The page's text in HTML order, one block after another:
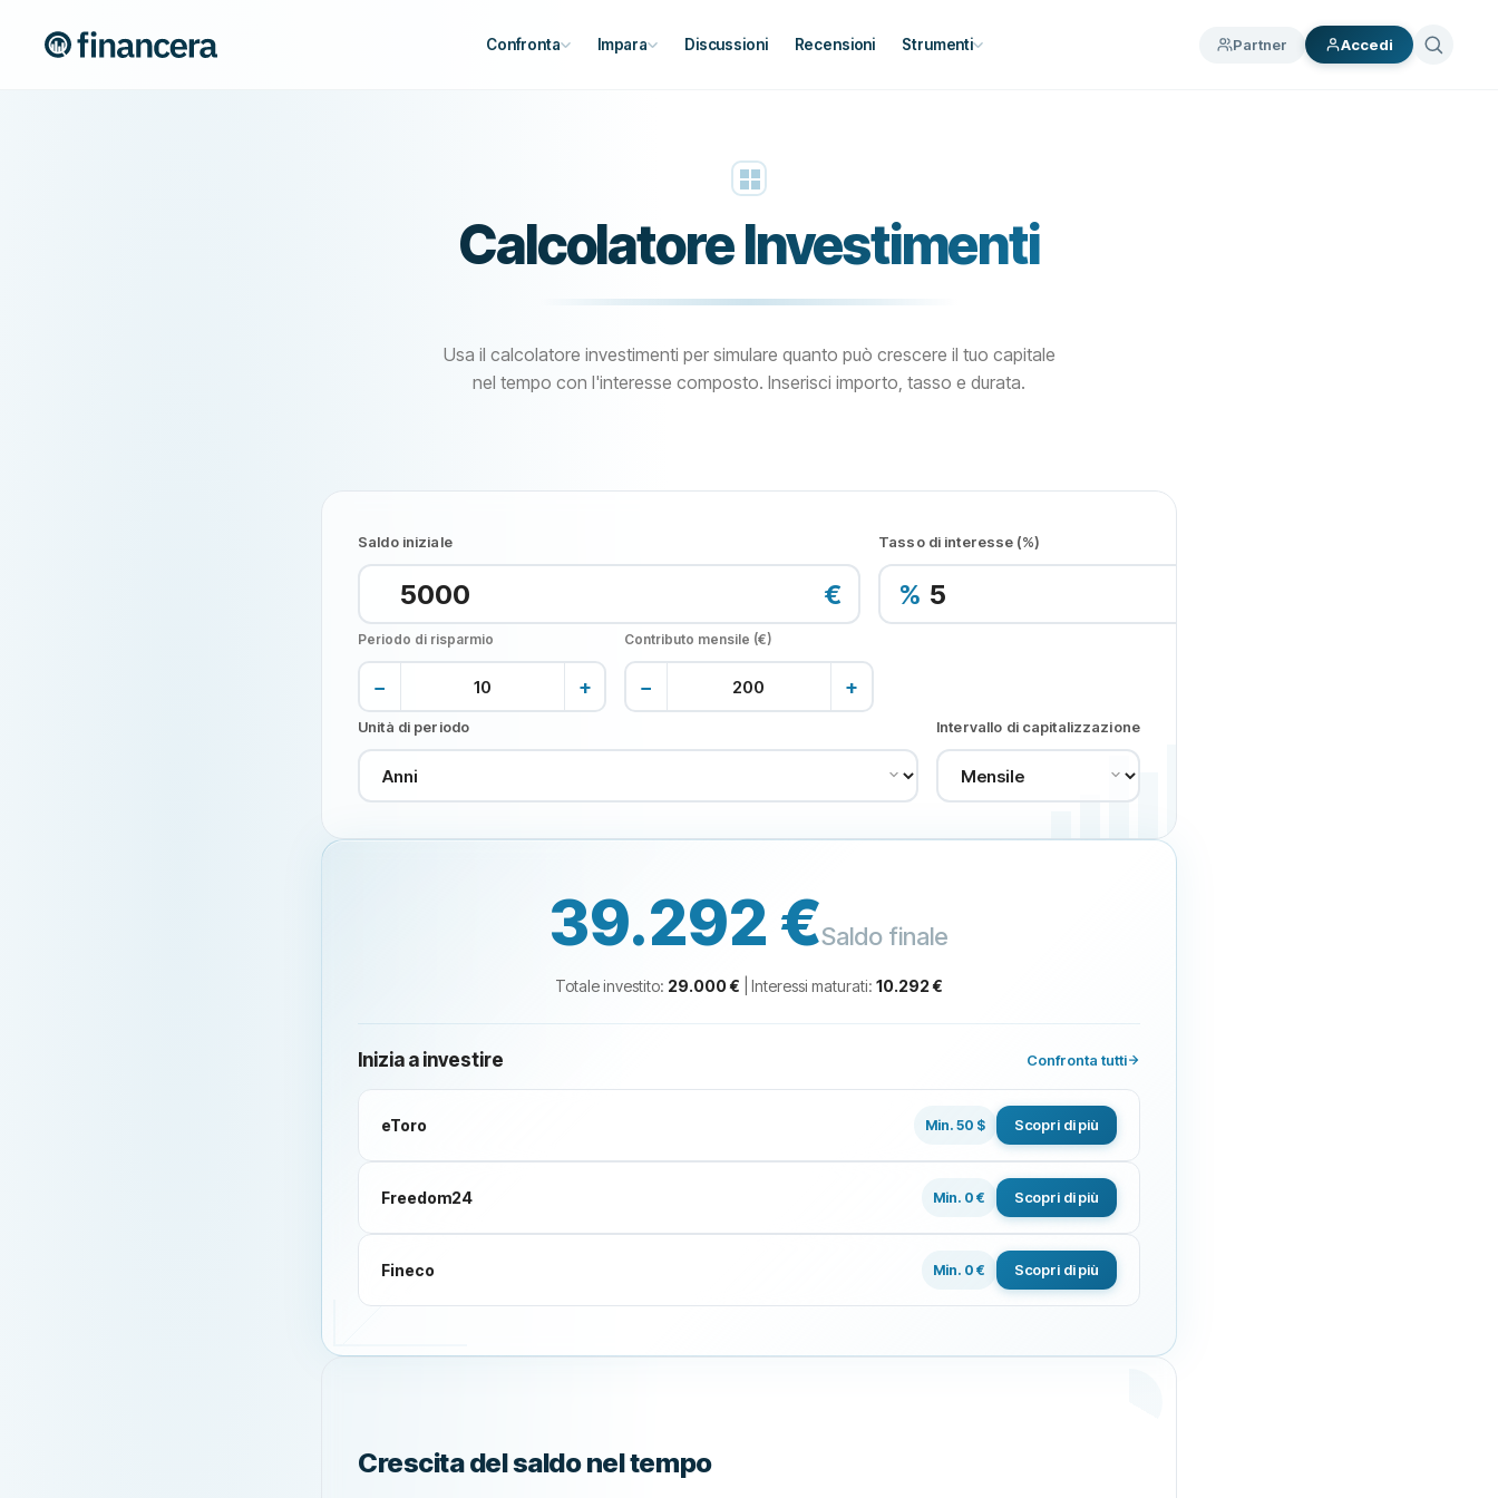
Confronta Impara Discussioni Recensioni Strumenti Partner Accedi
Calcolatore Investimenti
Usa il calcolatore investimenti per simulare quanto può crescere il tuo capitale
nel tempo con l'interesse composto. Inserisci importo, tasso e durata.
Saldo iniziale
€
Tasso di interesse (%)
%
Periodo di risparmio
− +
Contributo mensile (€)
− +
Unità di periodo Intervallo di capitalizzazione
39.292 €Saldo finale
Totale investito: 29.000 € Interessi maturati: 10.292 €
Inizia a investire Confronta tutti
eToro Min. 50 $ Scopri di più
Freedom24 Min. 0 € Scopri di più
Fineco Min. 0 € Scopri di più
Crescita del saldo nel tempo